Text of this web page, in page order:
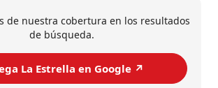
de nuestra cobertura en los resultados
de búsqueda.
La Estrella en Google ↗️